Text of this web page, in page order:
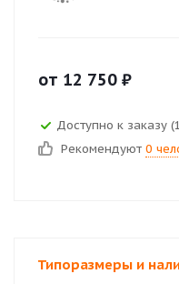
от 12 750 ₽
Доступно к заказу
Рекомендуют 0
Типоразмеры и